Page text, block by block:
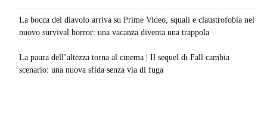
La bocca del diavolo arriva su Prime Video, squali e claustrofobia nel
nuovo survival horror: una vacanza diventa una trappola
La paura dell’altezza torna al cinema | Il sequel di Fall cambia
scenario: una nuova sfida senza via di fuga